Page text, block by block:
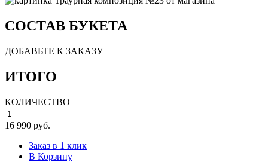
СОСТАВ БУКЕТА
ДОБАВЬТЕ К ЗАКАЗУ
ИТОГО
КОЛИЧЕСТВО
16 990 руб.
Заказ в 1 клик
В Корзину